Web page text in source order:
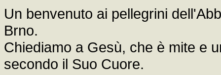
Un benvenuto ai pellegrini
Brno.
Chiediamo a Gesù, che è mite e
secondo il Suo Cuore.